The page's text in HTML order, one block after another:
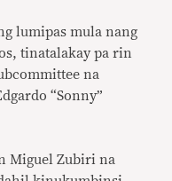
lumipas mula nang
tinatalakay pa rin
na
“Sonny”
Miguel Zubiri na